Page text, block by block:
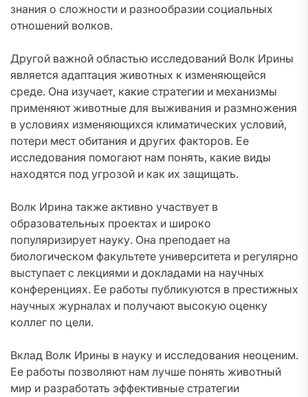
знания о сложности и разнообразии социальных
отношений волков.
Другой важной областью исследований Волк Ирины
является адаптация животных к изменяющейся
среде. Она изучает, какие стратегии и механизмы
применяют животные для выживания и размножения
в условиях изменяющихся климатических условий,
потери мест обитания и других факторов. Ее
исследования помогают нам понять, какие виды
находятся под угрозой и как их защищать.
Волк Ирина также активно участвует в
образовательных проектах и широко
популяризирует науку. Она преподает на
биологическом факультете университета и регулярно
выступает с лекциями и докладами на научных
конференциях. Ее работы публикуются в престижных
научных журналах и получают высокую оценку
коллег по цели.
Вклад Волк Ирины в науку и исследования неоценим.
Ее работы позволяют нам лучше понять животный
мир и разработать эффективные стратегии